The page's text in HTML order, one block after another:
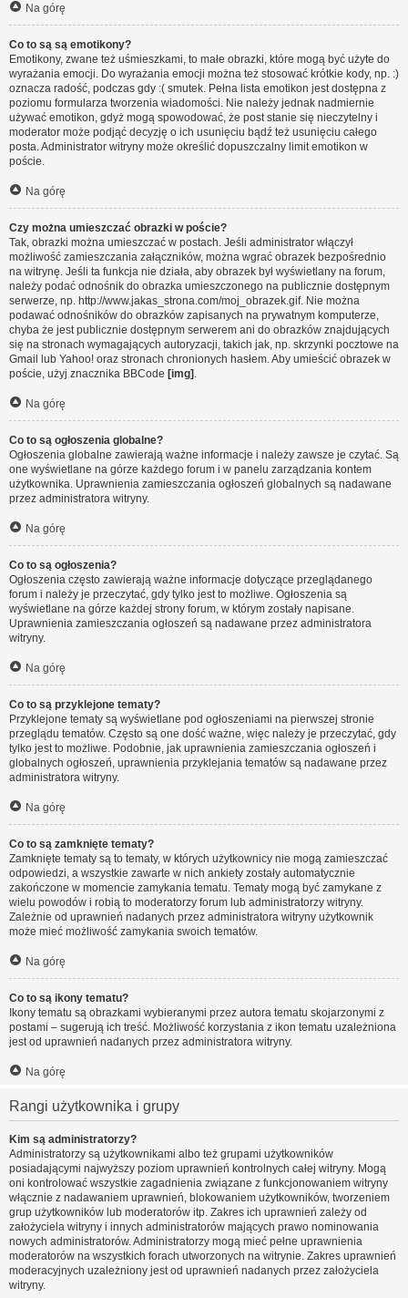
Na górę
Co to są są emotikony?
Emotikony, zwane też uśmieszkami, to małe obrazki, które mogą być użyte do
wyrażania emocji. Do wyrażania emocji można też stosować krótkie kody, np. :)
oznacza radość, podczas gdy :( smutek. Pełna lista emotikon jest dostępna z
poziomu formularza tworzenia wiadomości. Nie należy jednak nadmiernie
używać emotikon, gdyż mogą spowodować, że post stanie się nieczytelny i
moderator może podjąć decyzję o ich usunięciu bądź też usunięciu całego
posta. Administrator witryny może określić dopuszczalny limit emotikon w
poście.
Na górę
Czy można umieszczać obrazki w poście?
Tak, obrazki można umieszczać w postach. Jeśli administrator włączył
możliwość zamieszczania załączników, można wgrać obrazek bezpośrednio
na witrynę. Jeśli ta funkcja nie działa, aby obrazek był wyświetlany na forum,
należy podać odnośnik do obrazka umieszczonego na publicznie dostępnym
serwerze, np. http://www.jakas_strona.com/moj_obrazek.gif. Nie można
podawać odnośników do obrazków zapisanych na prywatnym komputerze,
chyba że jest publicznie dostępnym serwerem ani do obrazków znajdujących
się na stronach wymagających autoryzacji, takich jak, np. skrzynki pocztowe na
Gmail lub Yahoo! oraz stronach chronionych hasłem. Aby umieścić obrazek w
poście, użyj znacznika BBCode [img] .
Na górę
Co to są ogłoszenia globalne?
Ogłoszenia globalne zawierają ważne informacje i należy zawsze je czytać. Są
one wyświetlane na górze każdego forum i w panelu zarządzania kontem
użytkownika. Uprawnienia zamieszczania ogłoszeń globalnych są nadawane
przez administratora witryny.
Na górę
Co to są ogłoszenia?
Ogłoszenia często zawierają ważne informacje dotyczące przeglądanego
forum i należy je przeczytać, gdy tylko jest to możliwe. Ogłoszenia są
wyświetlane na górze każdej strony forum, w którym zostały napisane.
Uprawnienia zamieszczania ogłoszeń są nadawane przez administratora
witryny.
Na górę
Co to są przyklejone tematy?
Przyklejone tematy są wyświetlane pod ogłoszeniami na pierwszej stronie
przeglądu tematów. Często są one dość ważne, więc należy je przeczytać, gdy
tylko jest to możliwe. Podobnie, jak uprawnienia zamieszczania ogłoszeń i
globalnych ogłoszeń, uprawnienia przyklejania tematów są nadawane przez
administratora witryny.
Na górę
Co to są zamknięte tematy?
Zamknięte tematy są to tematy, w których użytkownicy nie mogą zamieszczać
odpowiedzi, a wszystkie zawarte w nich ankiety zostały automatycznie
zakończone w momencie zamykania tematu. Tematy mogą być zamykane z
wielu powodów i robią to moderatorzy forum lub administratorzy witryny.
Zależnie od uprawnień nadanych przez administratora witryny użytkownik
może mieć możliwość zamykania swoich tematów.
Na górę
Co to są ikony tematu?
Ikony tematu są obrazkami wybieranymi przez autora tematu skojarzonymi z
postami – sugerują ich treść. Możliwość korzystania z ikon tematu uzależniona
jest od uprawnień nadanych przez administratora witryny.
Na górę
Rangi użytkownika i grupy
Kim są administratorzy?
Administratorzy są użytkownikami albo też grupami użytkowników
posiadającymi najwyższy poziom uprawnień kontrolnych całej witryny. Mogą
oni kontrolować wszystkie zagadnienia związane z funkcjonowaniem witryny
włącznie z nadawaniem uprawnień, blokowaniem użytkowników, tworzeniem
grup użytkowników lub moderatorów itp. Zakres ich uprawnień zależy od
założyciela witryny i innych administratorów mających prawo nominowania
nowych administratorów. Administratorzy mogą mieć pełne uprawnienia
moderatorów na wszystkich forach utworzonych na witrynie. Zakres uprawnień
moderacyjnych uzależniony jest od uprawnień nadanych przez założyciela
witryny.